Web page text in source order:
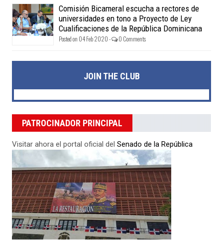
Comisión Bicameral escucha a rectores de
universidades en tono a Proyecto de Ley
Cualificaciones de la República Dominicana
Posted on 04 Feb 2020 - 0 Comments
JOIN THE CLUB
PATROCINADOR PRINCIPAL
Visitar ahora el portal oficial del Senado de la República